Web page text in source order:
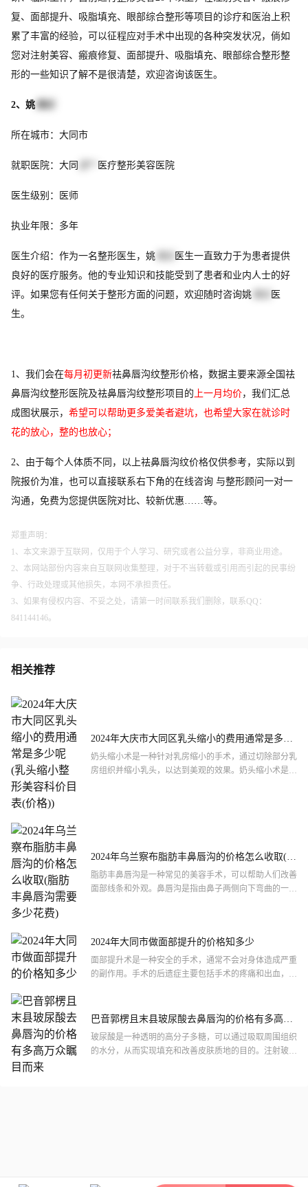
复、面部提升、吸脂填充、眼部综合整形等项目的诊疗和医治上积
累了丰富的经验，可以征程应对手术中出现的各种突发状况，倘如
您对注射美容、瘢痕修复、面部提升、吸脂填充、眼部综合整形整
形的一些知识了解不是很清楚，欢迎咨询该医生。
2、姚
所在城市：大同市
就职医院：大同 医疗整形美容医院
医生级别：医师
执业年限：多年
医生介绍：作为一名整形医生，姚
医生一直致力于为患者提供
良好的医疗服务。他的专业知识和技能受到了患者和业内人士的好
评。如果您有任何关于整形方面的问题，欢迎随时咨询姚
医
生。
1、我们会在每月初更新祛鼻唇沟纹整形价格，数据主要来源全国祛
鼻唇沟纹整形医院及祛鼻唇沟纹整形项目的 上一月均价，我们汇总
成图状展示， 希望可以帮助更多爱美者避坑，也希望大家在就诊时
花的放心，整的也放心；
2、由于每个人体质不同，以上祛鼻唇沟纹价格仅供参考，实际以到
院报价为准，也可以直接联系右下角的在线咨询 与整形顾问一对一
沟通，免费为您提供医院对比、较新优惠……等。
郑重声明：
1、本文来源于互联网，仅用于个人学习、研究或者公益分享，非商业用途。
2、本网站部份内容来自互联网收集整理，对于不当转载或引用而引起的民事纷
争、行政处理或其他损失，本网不承担责任。
3、如果有侵权内容、不妥之处，请第一时间联系我们删除，联系QQ：
841144146。
相关推荐
2024年大庆市大同区乳头缩小的费用通常是多少
呢(乳头缩小整形美容科价目表(价格))
奶头缩小术是一种针对乳房缩小的手术，通过切除部分乳
房组织并缩小乳头，以达到美观的效果。奶头缩小术是一
2024年乌兰察布脂肪丰鼻唇沟的价格怎么收取(脂
肪丰鼻唇沟需要多少花费)
脂肪丰鼻唇沟是一种常见的美容手术，可以帮助人们改善
面部线条和外观。鼻唇沟是指由鼻子两侧向下弯曲的一条
2024年大同市做面部提升的价格知多少
面部提升术是一种安全的手术，通常不会对身体造成严重
的副作用。手术的后遗症主要包括手术的疼痛和出血，以
巴音郭楞且末县玻尿酸去鼻唇沟的价格有多高万
众瞩目而来
玻尿酸是一种透明的高分子多糖，可以通过吸取周围组织
的水分，从而实现填充和改善皮肤质地的目的。注射玻尿